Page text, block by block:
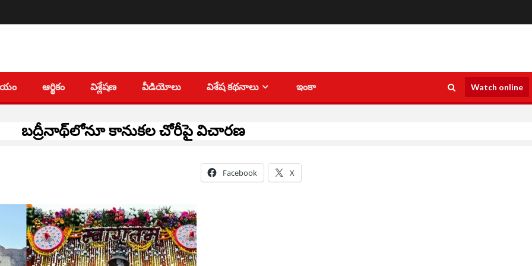
ఆర్థికం విశ్లేషణ వీడియోలు విశేష కథనాలు ఇంకా Watch online
బద్రీనాథ్‌లోనూ కానుకల చోరీపై విచారణ
Facebook X